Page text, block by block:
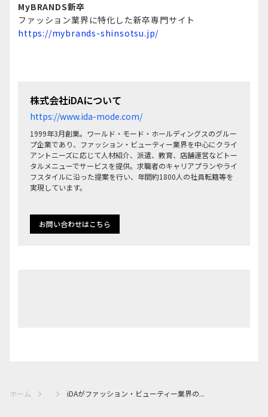
MyBRANDS新卒
ファッション業界に特化した新卒専門サイト
https://mybrands-shinsotsu.jp/
株式会社iDAについて
https://www.ida-mode.com/
1999年3月創業。ワールド・モード・ホールディングスのグルー
プ企業であり、ファッション・ビューティー業界を中心にクライ
アントニーズに応じて人材紹介、派遣、教育、店舗運営などトー
タルメニューでサービスを提供。求職者のキャリアプランやライ
フスタイルに沿った提案を行い、年間約1800人の社員転籍等を
実現しています。
お問い合わせはこちら
ホーム iDAがファッション・ビューティー業界の...